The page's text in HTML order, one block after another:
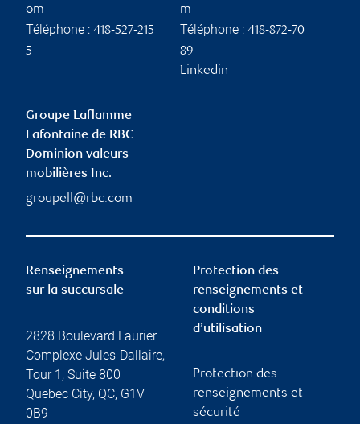
om
Téléphone : 418-527-215
5
m
Téléphone : 418-872-70
89
Linkedin
Groupe Laflamme
Lafontaine de RBC
Dominion valeurs
mobilières Inc.
groupell@rbc.com
Renseignements
sur la succursale
2828 Boulevard Laurier
Complexe Jules-Dallaire,
Tour 1, Suite 800
Quebec City, QC, G1V
0B9
Protection des
renseignements et
conditions
d’utilisation
Protection des
renseignements et
sécurité